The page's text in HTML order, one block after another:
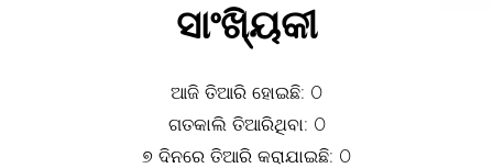
ସାଂଖ୍ୟିକୀ
ଆଜି ତିଆରି ହୋଇଛି: 0
ଗତକାଲି ତିଆରିଥିବା: 0
୭ ଦିନରେ ତିଆରି କରାଯାଇଛି: 0